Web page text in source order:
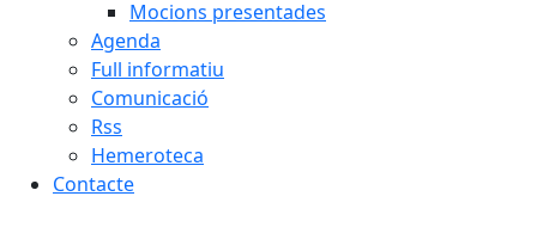
Mocions presentades
Agenda
Full informatiu
Comunicació
Rss
Hemeroteca
Contacte